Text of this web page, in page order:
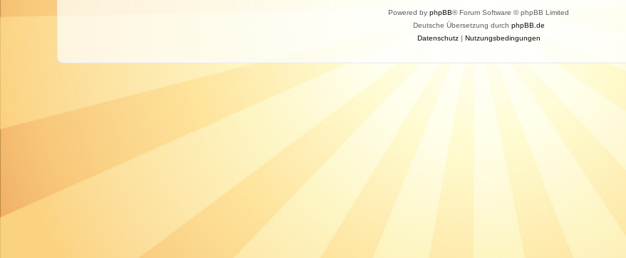
Powered by phpBB® Forum Software © phpBB Limited
Deutsche Übersetzung durch phpBB.de
Datenschutz| Nutzungsbedingungen